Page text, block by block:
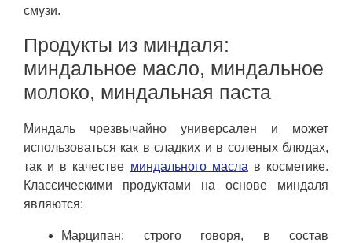
смузи.
Продукты из миндаля:
миндальное масло, миндальное
молоко, миндальная паста
Миндаль чрезвычайно универсален и может
использоваться как в сладких и в соленых блюдах,
так и в качестве миндального масла в косметике.
Классическими продуктами на основе миндаля
являются:
Марципан: строго говоря, в состав